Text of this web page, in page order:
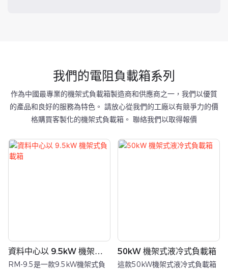
我們的電阻負載箱系列
作為中國最專業的機架式負載箱製造商和供應商之一，我們以優質
的產品和良好的服務為特色。 請放心從我們的工廠以有競爭力的價
格購買客製化的機架式負載箱。 聯絡我們以取得報價
資料中心以 9.5kW 機架式
負載箱
RM-9.5是一款9.5kW機架式負
50kW 機架式液冷式負載箱
這款50kW機架式液冷式負載箱